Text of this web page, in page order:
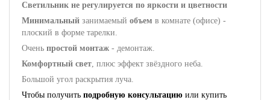
Светильник не регулируется по яркости и цветности
Минимальный занимаемый объем в комнате (офисе) -
плоский в форме тарелки.
Очень простой монтаж - демонтаж.
Комфортный свет, плюс эффект звёздного неба.
Большой угол раскрытия луча.
Чтобы получить подробную консультацию или купить